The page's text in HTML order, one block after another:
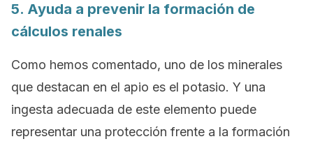
5. Ayuda a prevenir la formación de
cálculos renales
Como hemos comentado, uno de los minerales
que destacan en el apio es el potasio. Y una
ingesta adecuada de este elemento puede
representar una protección frente a la formación